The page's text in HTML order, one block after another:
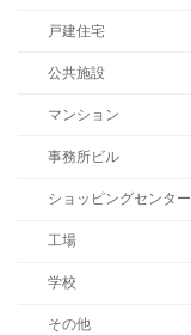
戸建住宅
公共施設
マンション
事務所ビル
ショッピングセンター
工場
学校
その他